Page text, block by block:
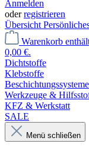
Anmelden
oderregistrieren
Übersicht
Warenkorb
0,00 €.
Dichtstoffe
Klebstoffe
Beschichtungssysteme
Werkzeuge &
KFZ & Werkstatt
SALE
Menü schließen